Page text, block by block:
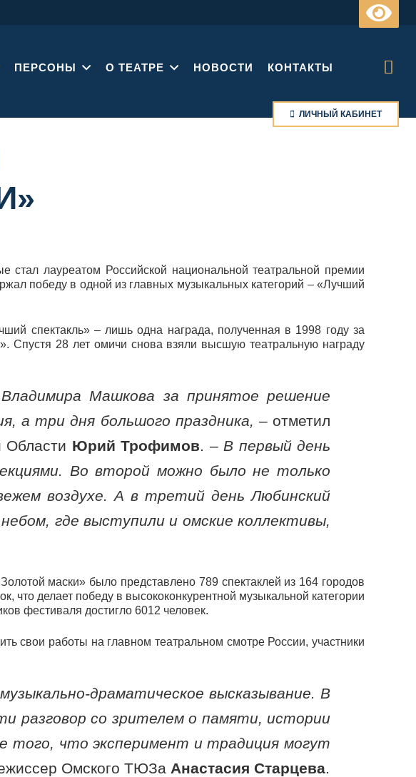
ПЕРСОНЫ О ТЕАТРЕ НОВОСТИ КОНТАКТЫ
ЛИЧНЫЙ КАБИНЕТ
лауреатом Российской национальной театральной премии
победу в одной из главных музыкальных категорий – «Лучший
спектакль» – лишь одна награда, полученная в 1998 году за
Спустя 28 лет омичи снова взяли высшую театральную награду
Машкова за принятое решение
а три дня большого праздника, – отметил
Области Юрий Трофимов. – В первый день
Во второй можно было не только
воздухе. А в третий день Любинский
где выступили и омские коллективы,
маски» было представлено 789 спектаклей из 164 городов
что делает победу в высококонкурентной музыкальной категории
фестиваля достигло 6012 человек.
свои работы на главном театральном смотре России, участники
драматическое высказывание. В
разговор со зрителем о памяти, истории
того, что эксперимент и традиция могут
Омского ТЮЗа Анастасия Старцева.